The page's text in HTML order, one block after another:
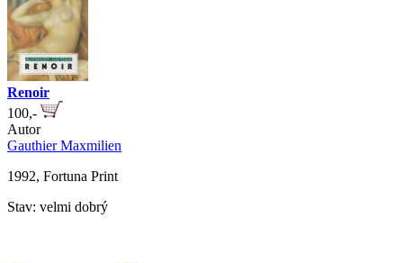
Renoir
100,-
Autor
Gauthier Maxmilien
1992, Fortuna Print
Stav: velmi dobrý